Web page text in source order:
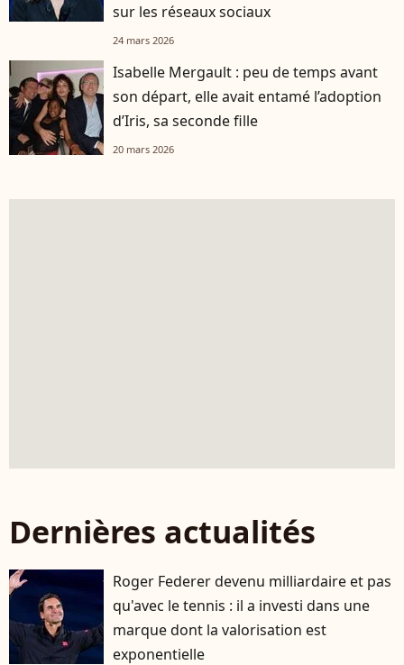
sur les réseaux sociaux
24 mars 2026
Isabelle Mergault : peu de temps avant
son départ, elle avait entamé l’adoption
d’Iris, sa seconde fille
20 mars 2026
Dernières actualités
Roger Federer devenu milliardaire et pas
qu'avec le tennis : il a investi dans une
marque dont la valorisation est
exponentielle